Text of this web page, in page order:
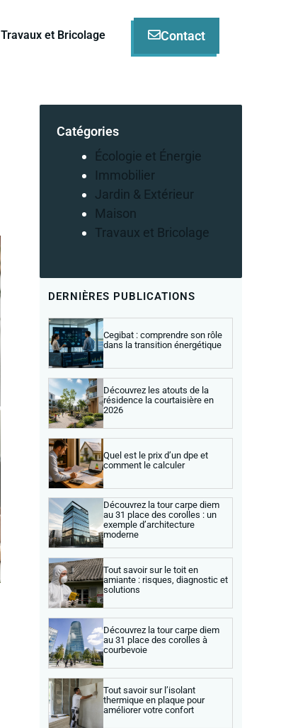
Travaux et Bricolage Contact
Catégories
Écologie et Énergie
Immobilier
Jardin & Extérieur
Maison
Travaux et Bricolage
DERNIÈRES PUBLICATIONS
Cegibat : comprendre son rôle
dans la transition énergétique
Découvrez les atouts de la
résidence la courtaisière en
2026
Quel est le prix d’un dpe et
comment le calculer
Découvrez la tour carpe diem
au 31 place des corolles : un
exemple d’architecture
moderne
Tout savoir sur le toit en
amiante : risques, diagnostic et
solutions
Découvrez la tour carpe diem
au 31 place des corolles à
courbevoie
Tout savoir sur l’isolant
thermique en plaque pour
améliorer votre confort